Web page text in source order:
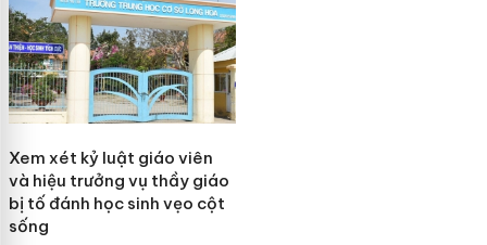
Xem xét kỷ luật giáo viên
và hiệu trưởng vụ thầy giáo
bị tố đánh học sinh vẹo cột
sống